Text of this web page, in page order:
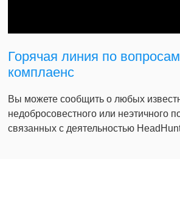
Горячая линия по
комплаенс
Вы можете сообщить о любых
недобросовестного или неэтичного
связанных с деятельностью